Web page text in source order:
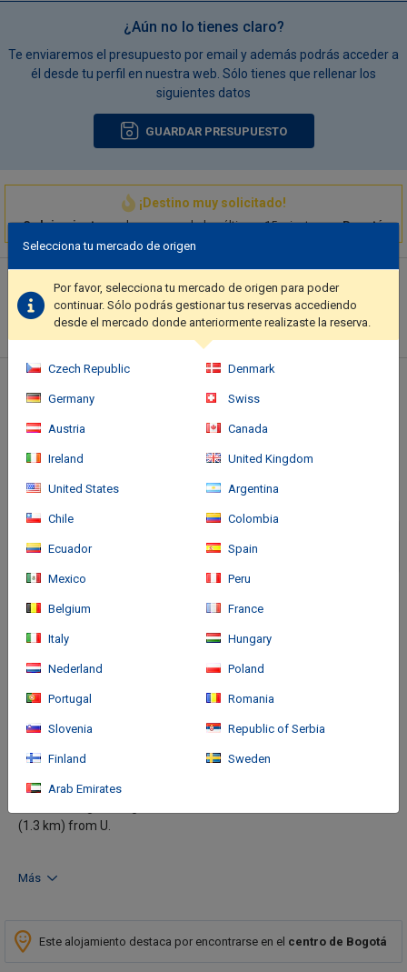
¿Aún no lo tienes claro?
Te enviaremos el presupuesto por email y además podrás acceder a
él desde tu perfil en nuestra web. Sólo tienes que rellenar los
siguientes datos
GUARDAR PRESUPUESTO
¡Destino muy solicitado!
3 alojamientosse han reservado los últimos 15 minutosen Bogotá
Make use of convenient amenities, which include complimentary
wireless Internet access and concierge services.. A shuttle from
the airport to the hotel is provided for a surcharge (available 24
hours), and limited parking is available onsite..
Cómo llegar
Paredes), you'll be steps from Magdalena River and 8 minutes by
(1.3 km) from U.
Más
Este alojamiento destaca por encontrarse en el centro de Bogotá
Selecciona tu mercado de origen
Por favor, selecciona tu mercado de origen para poder
continuar. Sólo podrás gestionar tus reservas accediendo
desde el mercado donde anteriormente realizaste la reserva.
Czech Republic Denmark
Germany Swiss
Austria Canada
Ireland United Kingdom
United States Argentina
Chile Colombia
Ecuador Spain
Mexico Peru
Belgium France
Italy Hungary
Nederland Poland
Portugal Romania
Slovenia Republic of Serbia
Finland Sweden
Arab Emirates